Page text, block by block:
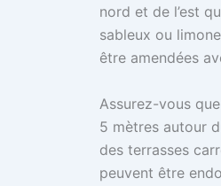
nord et de l’est
sableux ou
être amendées
Assurez-vous
5 mètres autour
des terrasses
peuvent être